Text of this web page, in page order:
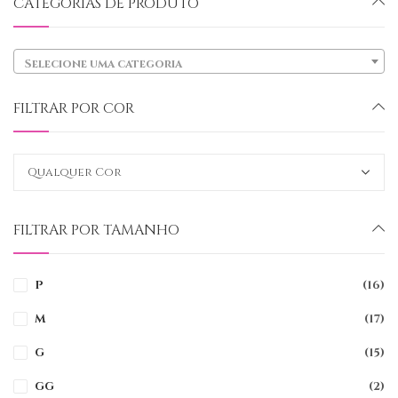
Selecione uma categoria
FILTRAR POR COR
FILTRAR POR TAMANHO
P (16)
M (17)
G (15)
GG (2)